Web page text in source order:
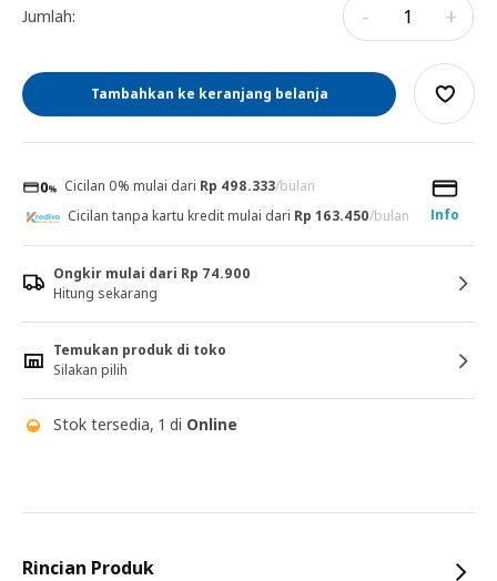
Jumlah: - +
Tambahkan ke keranjang belanja
Cicilan 0% mulai dari Rp 498.333/bulan
Info
Cicilan tanpa kartu kredit mulai dari Rp 163.450/bulan
Ongkir mulai dari Rp 74.900
Hitung sekarang
Temukan produk di toko
Silakan pilih
Stok tersedia, 1 di Online
Rincian Produk